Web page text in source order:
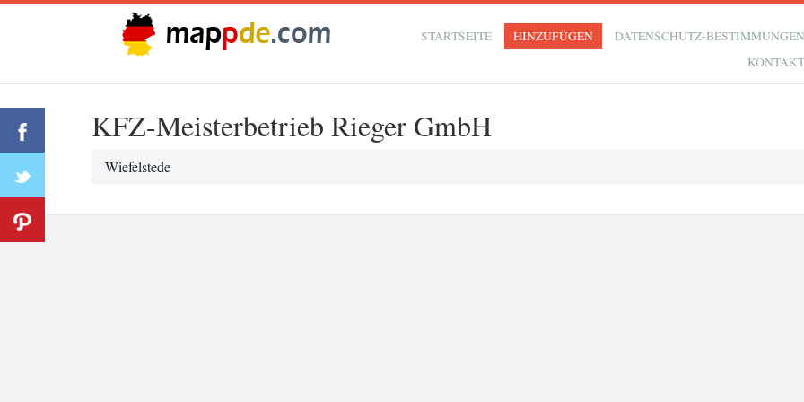
STARTSEITE HINZUFÜGEN
DATENSCHUTZ-
KFZ-Meisterbetrieb Rieger GmbH
Wiefelstede